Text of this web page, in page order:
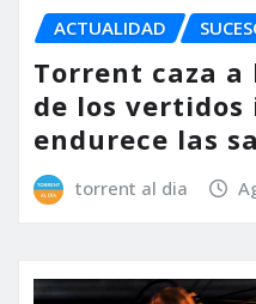
ACTUALIDAD
Torrent caza a
de los vertidos
endurece las
torrent al dia